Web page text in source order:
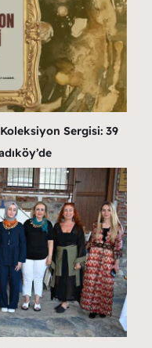
Sergisi: 39